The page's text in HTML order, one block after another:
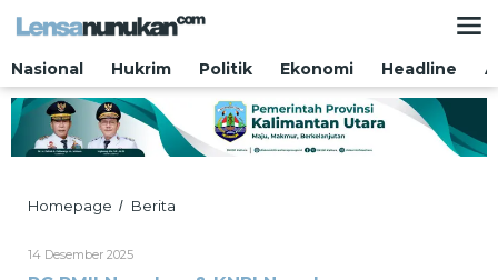
Nasional
Hukrim Politik Ekonomi Headline
Homepage / Berita
14 Desember 2025Oleh